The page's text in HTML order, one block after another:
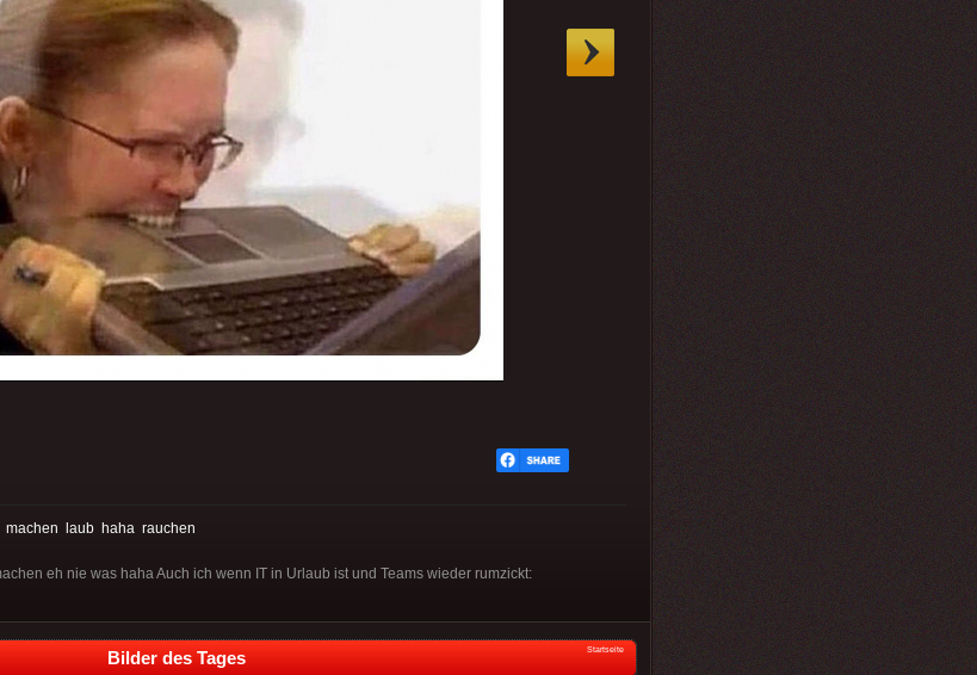
machen laub haha rauchen
eh nie was haha Auch ich wenn IT in Urlaub ist und Teams wieder rumzickt:
Bilder des Tages Startseite